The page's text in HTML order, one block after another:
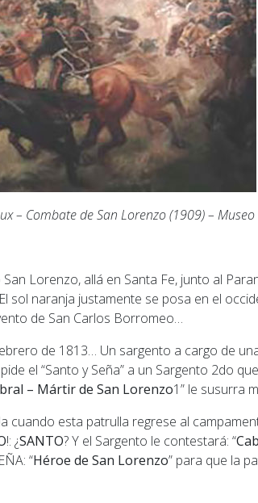
– Combate de San Lorenzo (1909) –
Lorenzo, allá en Santa Fe, junto al
sol naranja justamente se posa en el
de San Carlos Borromeo…
de 1813… Un sargento a cargo de
el “Santo y Seña” a un Sargento 2do
– Mártir de San Lorenzo1” le susurra
cuando esta patrulla regrese al
!: ¿SANTO? Y el Sargento le contestará: “
“Héroe de San Lorenzo” para que la